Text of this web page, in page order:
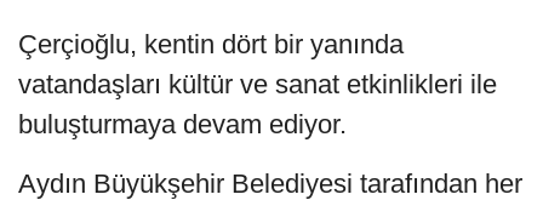
Çerçioğlu, kentin dört bir yanında
vatandaşları kültür ve sanat etkinlikleri ile
buluşturmaya devam ediyor.
Aydın Büyükşehir Belediyesi tarafından her